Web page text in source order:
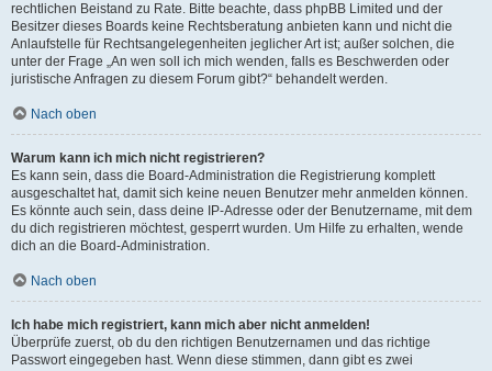
rechtlichen Beistand zu Rate. Bitte beachte, dass phpBB Limited und der
Besitzer dieses Boards keine Rechtsberatung anbieten kann und nicht die
Anlaufstelle für Rechtsangelegenheiten jeglicher Art ist; außer solchen, die
unter der Frage „An wen soll ich mich wenden, falls es Beschwerden oder
juristische Anfragen zu diesem Forum gibt?“ behandelt werden.
Nach oben
Warum kann ich mich nicht registrieren?
Es kann sein, dass die Board-Administration die Registrierung komplett
ausgeschaltet hat, damit sich keine neuen Benutzer mehr anmelden können.
Es könnte auch sein, dass deine IP-Adresse oder der Benutzername, mit dem
du dich registrieren möchtest, gesperrt wurden. Um Hilfe zu erhalten, wende
dich an die Board-Administration.
Nach oben
Ich habe mich registriert, kann mich aber nicht anmelden!
Überprüfe zuerst, ob du den richtigen Benutzernamen und das richtige
Passwort eingegeben hast. Wenn diese stimmen, dann gibt es zwei